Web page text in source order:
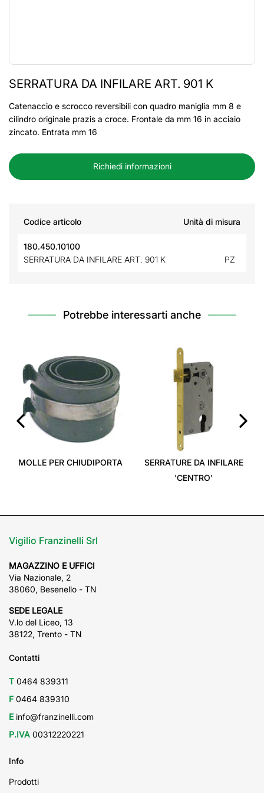
SERRATURA DA INFILARE ART. 901 K
Catenaccio e scrocco reversibili con quadro maniglia mm 8 e
cilindro originale prazis a croce. Frontale da mm 16 in acciaio
zincato. Entrata mm 16
Richiedi informazioni
Codice articolo Unità di misura
180.450.10100
SERRATURA DA INFILARE ART. 901 K
PZ
Potrebbe interessarti anche
MOLLE PER CHIUDIPORTA
SERRATURE DA INFILARE
'CENTRO'
Vigilio Franzinelli Srl
MAGAZZINO E UFFICI
Via Nazionale, 2
38060, Besenello - TN
SEDE LEGALE
V.lo del Liceo, 13
38122, Trento - TN
Contatti
T 0464 839311
F 0464 839310
E info@franzinelli.com
P.IVA 00312220221
Info
Prodotti